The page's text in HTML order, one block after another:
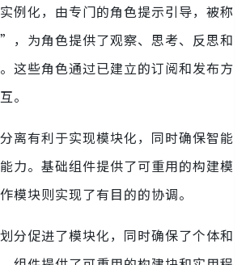
例化，由专门的角色提示引导，被称
为角色提供了观察、思考、反思和
这些角色通过已建立的订阅和发布方
。
离有利于实现模块化，同时确保智能
力。基础组件提供了可重用的构建模
模块则实现了有目的的协调。
分促进了模块化，同时确保了个体和